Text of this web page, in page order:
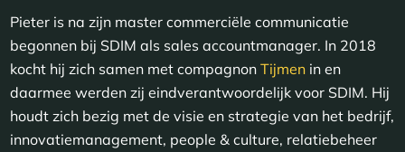
Pieter is na zijn master commerciële communicatie
begonnen bij SDIM als sales accountmanager. In 2018
kocht hij zich samen met compagnonTijmen in en
daarmee werden zij eindverantwoordelijk voor SDIM. Hij
houdt zich bezig met de visie en strategie van het bedrijf,
innovatiemanagement, people & culture, relatiebeheer